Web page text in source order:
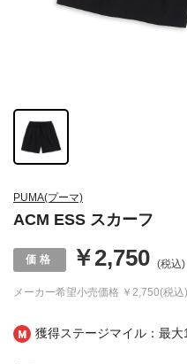
獲得ステージマイル：最大
PUMA(プーマ)
ACM ESS スカーフ
メーカー希望小売価格 ￥2,750(税込)
￥2,750 (税込)